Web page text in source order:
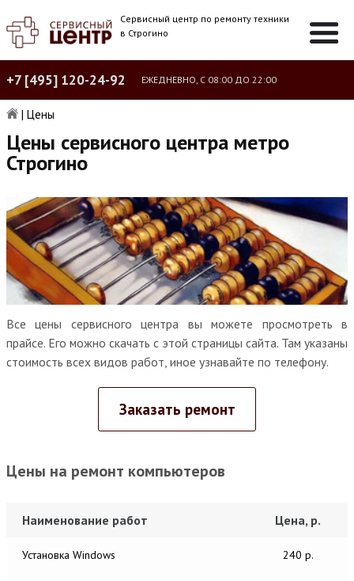
Сервисный центр по ремонту техники
в Строгино
+7 [495] 120-24-92 ЕЖЕДНЕВНО, С 08:00 ДО 22:00
| Цены
Цены сервисного центра метро
Строгино
Все цены сервисного центра вы можете просмотреть в
прайсе. Его можно скачать с этой страницы сайта. Там указаны
стоимость всех видов работ, иное узнавайте по телефону.
Заказать ремонт
Цены на ремонт компьютеров
Наименование работ Цена, р.
Установка Windows 240 р.